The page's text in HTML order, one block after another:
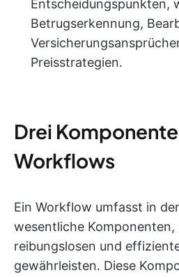
Entscheidungspunkten,
Betrugserkennung,
Preisstrategien.
Drei
Workflows
Ein Workflow umfasst in
wesentliche Komponenten,
reibungslosen und
gewährleisten. Diese